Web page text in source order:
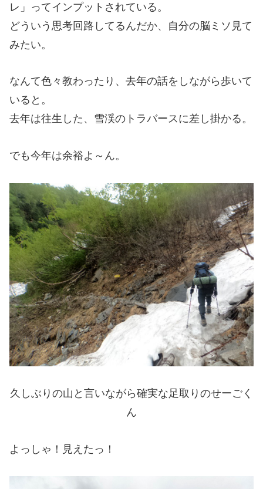
レ」ってインプットされている。
どういう思考回路してるんだか、自分の脳ミソ見て
みたい。
なんて色々教わったり、去年の話をしながら歩いて
いると。
去年は往生した、雪渓のトラバースに差し掛かる。
でも今年は余裕よ～ん。
久しぶりの山と言いながら確実な足取りのせーごく
ん
よっしゃ！見えたっ！